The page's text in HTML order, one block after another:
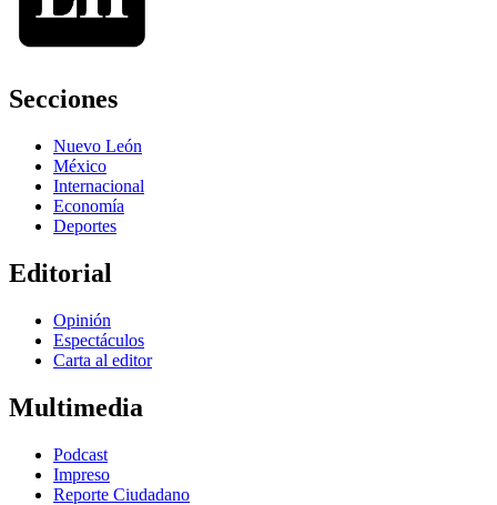
Secciones
Nuevo León
México
Internacional
Economía
Deportes
Editorial
Opinión
Espectáculos
Carta al editor
Multimedia
Podcast
Impreso
Reporte Ciudadano